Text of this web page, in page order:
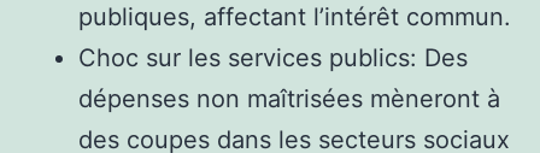
publiques, affectant l’intérêt commun.
Choc sur les services publics: Des
dépenses non maîtrisées mèneront à
des coupes dans les secteurs sociaux